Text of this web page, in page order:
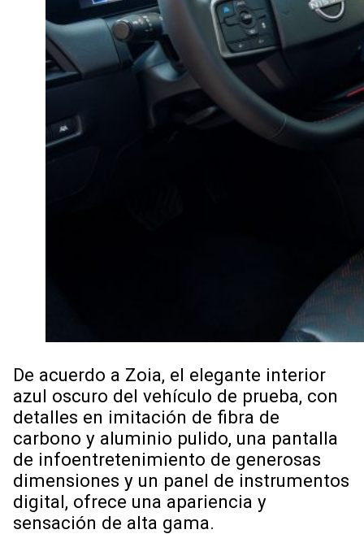
De acuerdo a Zoia, el elegante interior
azul oscuro del vehículo de prueba, con
detalles en imitación de fibra de
carbono y aluminio pulido, una pantalla
de infoentretenimiento de generosas
dimensiones y un panel de instrumentos
digital, ofrece una apariencia y
sensación de alta gama.